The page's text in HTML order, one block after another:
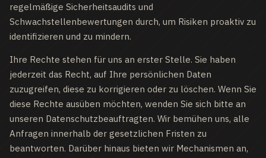
regelmäßige Sicherheitsaudits und
Schwachstellenbewertungen durch, um Risiken proaktiv zu
identifizieren und zu mindern.
Ihre Rechte stehen für uns an erster Stelle. Sie haben
jederzeit das Recht, auf Ihre persönlichen Daten
zuzugreifen, diese zu korrigieren oder zu löschen. Wenn Sie
diese Rechte ausüben möchten, wenden Sie sich bitte an
unseren Datenschutzbeauftragten. Wir bemühen uns, alle
Anfragen innerhalb der gesetzlichen Fristen zu
beantworten. Darüber hinaus bieten wir Mechanismen an,